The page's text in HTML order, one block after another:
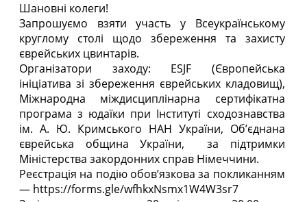
Шановні колеги!
Запрошуємо взяти участь у Всеукраїнському
круглому столі щодо збереження та захисту
єврейських цвинтарів.
Організатори заходу: ESJF (Європейська
ініціатива зі збереження єврейських кладовищ),
Міжнародна міждисциплінарна сертифікатна
програма з юдаїки при Інституті сходознавства
ім. А. Ю. Кримського НАН України, Об’єднана
єврейська община України, за підтримки
Міністерства закордонних справ Німеччини.
Реєстрація на подію обов’язкова за покликанням
— https://forms.gle/wfhkxNsmx1W4W3sr7